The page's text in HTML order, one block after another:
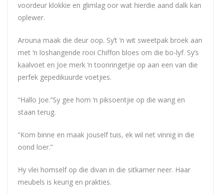
voordeur klokkie en glimlag oor wat hierdie aand dalk kan
oplewer.
Arouna maak die deur oop. Sy’t ‘n wit sweetpak broek aan
met ‘n loshangende rooi Chiffon bloes om die bo-lyf. Sy’s
kaalvoet en Joe merk ‘n toonringetjie op aan een van die
perfek gepedikuurde voetjies.
“Hallo Joe.”Sy gee hom ‘n piksoentjie op die wang en
staan terug.
“Kom binne en maak jouself tuis, ek wil net vinnig in die
oond loer.”
Hy vlei homself op die divan in die sitkamer neer. Haar
meubels is keurig en prakties.